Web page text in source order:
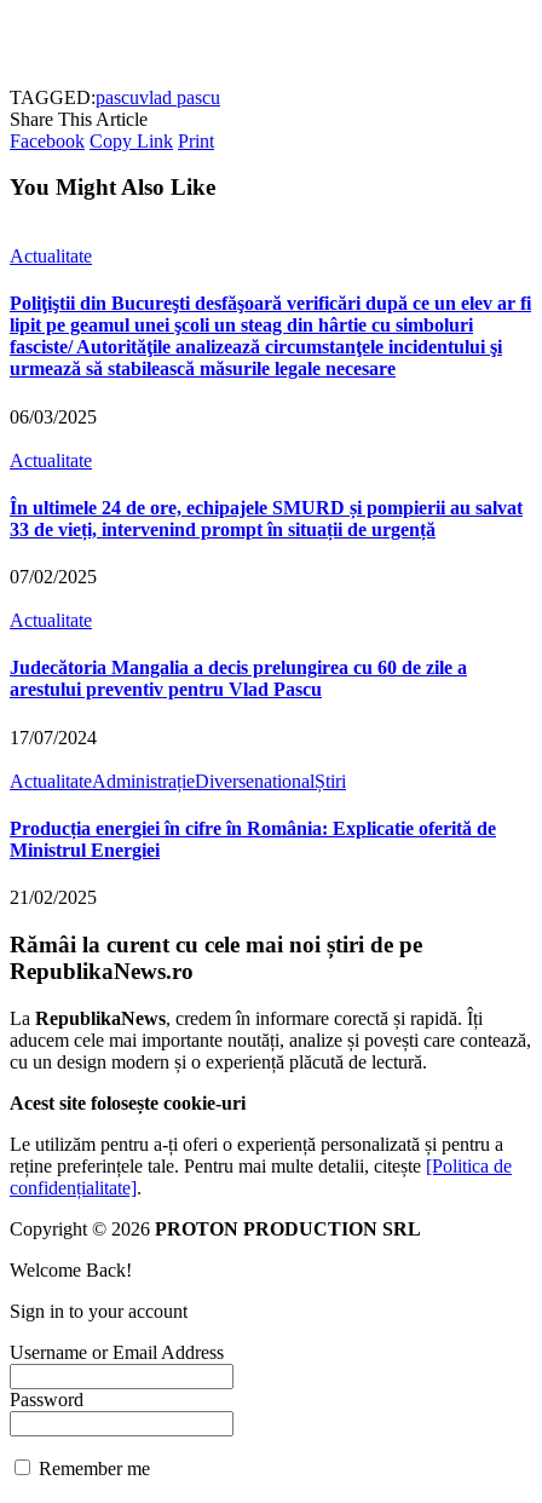
TAGGED:pascuvlad pascu
Share This Article
Facebook Copy Link Print
You Might Also Like
Actualitate
Poliţiştii din Bucureşti desfăşoară verificări după ce un elev ar fi
lipit pe geamul unei şcoli un steag din hârtie cu simboluri
fasciste/ Autorităţile analizează circumstanţele incidentului şi
urmează să stabilească măsurile legale necesare
06/03/2025
Actualitate
În ultimele 24 de ore, echipajele SMURD și pompierii au salvat
33 de vieți, intervenind prompt în situații de urgență
07/02/2025
Actualitate
Judecătoria Mangalia a decis prelungirea cu 60 de zile a
arestului preventiv pentru Vlad Pascu
17/07/2024
ActualitateAdministrațieDiversenationalȘtiri
Producția energiei în cifre în România: Explicatie oferită de
Ministrul Energiei
21/02/2025
Rămâi la curent cu cele mai noi știri de pe
RepublikaNews.ro
La RepublikaNews, credem în informare corectă și rapidă. Îți
aducem cele mai importante noutăți, analize și povești care contează,
cu un design modern și o experiență plăcută de lectură.
Acest site folosește cookie-uri
Le utilizăm pentru a-ți oferi o experiență personalizată și pentru a
reține preferințele tale. Pentru mai multe detalii, citește [Politica de
confidențialitate].
Copyright © 2026 PROTON PRODUCTION SRL
Welcome Back!
Sign in to your account
Username or Email Address
Password
Remember me